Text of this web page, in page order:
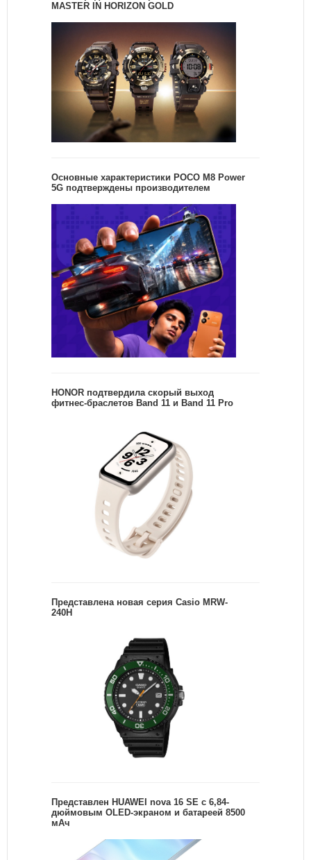
MASTER IN HORIZON GOLD
Основные характеристики POCO M8 Power
5G подтверждены производителем
HONOR подтвердила скорый выход
фитнес-браслетов Band 11 и Band 11 Pro
Представлена новая серия Casio MRW-
240H
Представлен HUAWEI nova 16 SE с 6,84-
дюймовым OLED-экраном и батареей 8500
мАч